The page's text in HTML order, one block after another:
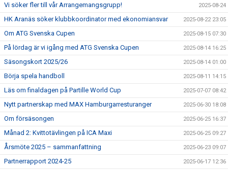
Vi söker fler till vår Arrangemangsgrupp! 2025-08-24
HK Aranäs söker klubbkoordinator med ekonomiansvar 2025-08-22 23:05
Om ATG Svenska Cupen 2025-08-15 07:30
På lördag är vi igång med ATG Svenska Cupen 2025-08-14 16:25
Säsongskort 2025/26 2025-08-14 01:00
Börja spela handboll 2025-08-11 14:15
Läs om finaldagen på Partille World Cup 2025-07-07 08:42
Nytt partnerskap med MAX Hamburgarresturanger 2025-06-30 18:08
Om försäsongen 2025-06-25 16:37
Månad 2: Kvittotävlingen på ICA Maxi 2025-06-25 09:27
Årsmöte 2025 – sammanfattning 2025-06-23 09:07
Partnerrapport 2024-25 2025-06-17 12:36